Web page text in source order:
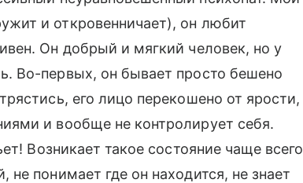
и откровенничает), он любит
Он добрый и мягкий человек, но у
Во-первых, он бывает просто бешено
его лицо перекошено от ярости,
и вообще не контролирует себя.
Возникает такое состояние чаще всего
понимает где он находится, не знает